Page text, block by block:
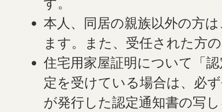
す。
本人、同居の親族以外の方
ます。また、受任された方
住宅用家屋証明について「
定を受けている場合は、必
が発行した認定通知書の写